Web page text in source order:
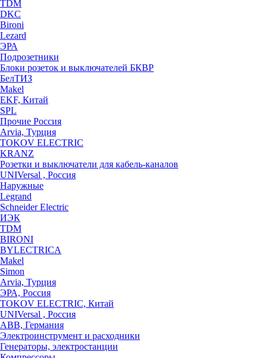
TDM
DKC
Bironi
Lezard
ЭРА
Подрозетники
Блоки розеток и выключателей БКВР
БелТИЗ
Makel
EKF, Китай
SPL
Прочие Россия
Arvia, Турция
TOKOV ELECTRIC
KRANZ
Розетки и выключатели для кабель-каналов
UNIVersal , Россия
Наружные
Legrand
Schneider Electric
ИЭК
TDM
BIRONI
BYLECTRICA
Makel
Simon
Arvia, Турция
ЭРА, Россия
TOKOV ELECTRIC, Китай
UNIVersal , Россия
ABB, Германия
Электроинструмент и расходники
Генераторы, электростанции